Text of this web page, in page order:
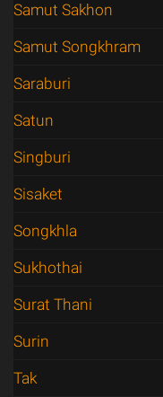
Samut Sakhon
Samut Songkhram
Saraburi
Satun
Singburi
Sisaket
Songkhla
Sukhothai
Surat Thani
Surin
Tak